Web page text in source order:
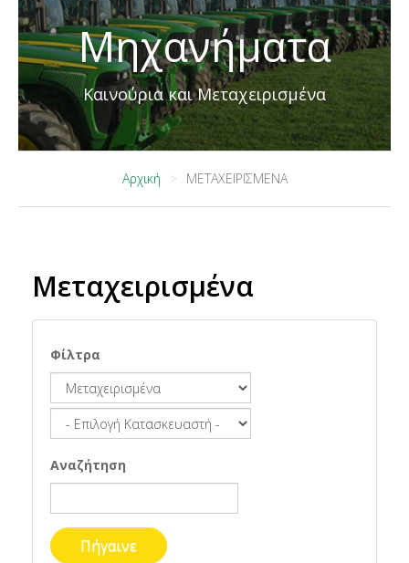
Μηχανήματα
Καινούρια και Μεταχειρισμένα
Αρχική ΜΕΤΑΧΕΙΡΙΣΜΕΝΑ
Μεταχειρισμένα
Φίλτρα
Αναζήτηση